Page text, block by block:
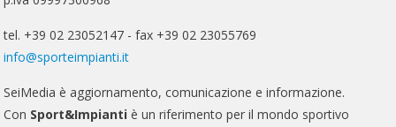
tel. +39 02 23052147 - fax +39 02 23055769
info@sporteimpianti.it
SeiMedia è aggiornamento, comunicazione e informazione.
Con Sport&Impianti è un riferimento per il mondo sportivo